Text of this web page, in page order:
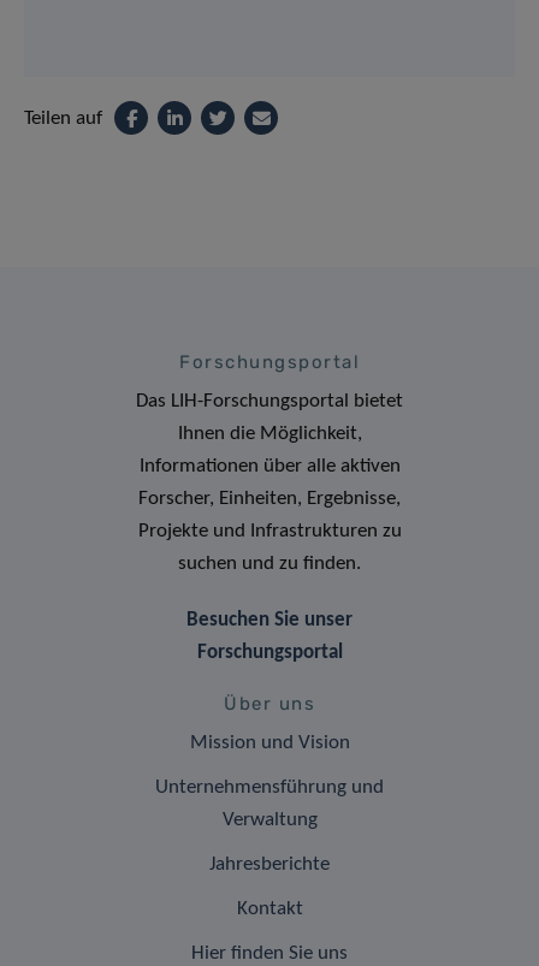
Teilen auf
Forschungsportal
Das LIH-Forschungsportal bietet
Ihnen die Möglichkeit,
Informationen über alle aktiven
Forscher, Einheiten, Ergebnisse,
Projekte und Infrastrukturen zu
suchen und zu finden.
Besuchen Sie unser
Forschungsportal
Über uns
Mission und Vision
Unternehmensführung und
Verwaltung
Jahresberichte
Kontakt
Hier finden Sie uns